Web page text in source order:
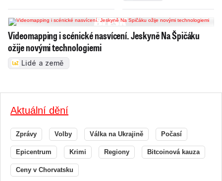
Videomapping i scénické nasvícení. Jeskyně Na Špičáku
ožije novými technologiemi
Lidé a země
Aktuální dění
Zprávy Volby Válka na Ukrajině Počasí
Epicentrum Krimi Regiony Bitcoinová kauza
Ceny v Chorvatsku